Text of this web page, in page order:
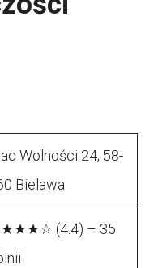
Wolności 24, 58-
Bielawa
(4.4) – 35